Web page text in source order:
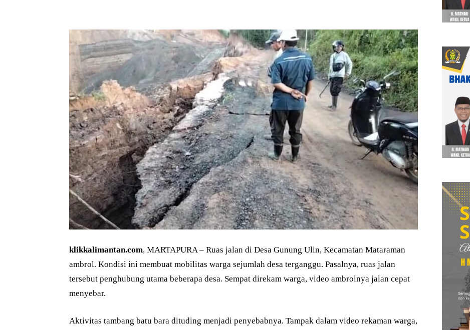
klikkalimantan.com, MARTAPURA – Ruas jalan di Desa Gunung Ulin, Kecamatan Mataraman
ambrol. Kondisi ini membuat mobilitas warga sejumlah desa terganggu. Pasalnya, ruas jalan
tersebut penghubung utama beberapa desa. Sempat direkam warga, video ambrolnya jalan cepat
menyebar.
Aktivitas tambang batu bara dituding menjadi penyebabnya. Tampak dalam video rekaman warga,